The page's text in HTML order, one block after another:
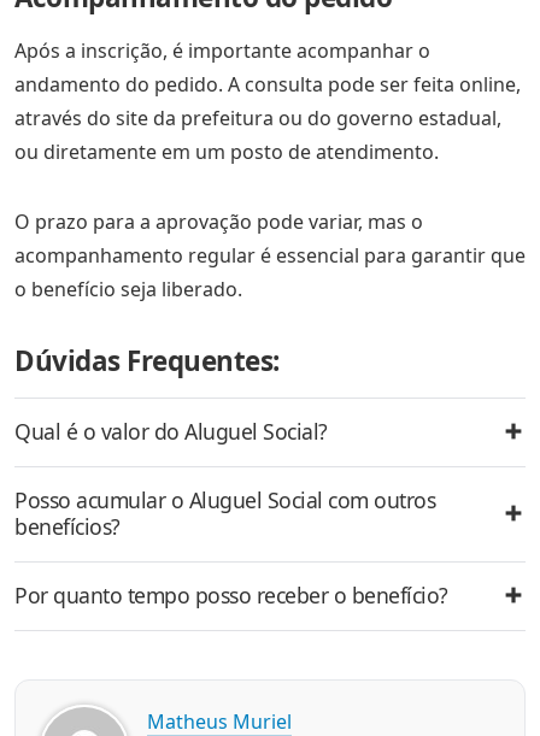
Após a inscrição, é importante acompanhar o
andamento do pedido. A consulta pode ser feita online,
através do site da prefeitura ou do governo estadual,
ou diretamente em um posto de atendimento.
O prazo para a aprovação pode variar, mas o
acompanhamento regular é essencial para garantir que
o benefício seja liberado.
Dúvidas Frequentes:
Qual é o valor do Aluguel Social?
Posso acumular o Aluguel Social com outros
benefícios?
Por quanto tempo posso receber o benefício?
Matheus Muriel